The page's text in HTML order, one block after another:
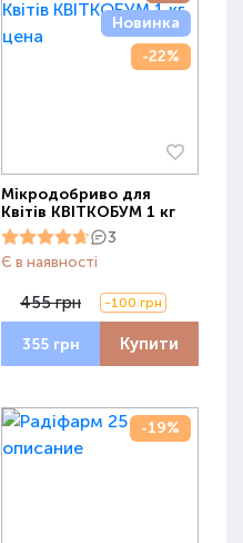
Новинка
-22%
Мікродобриво для
Квітів КВІТКОБУМ 1 кг
3
Є в наявності
455 грн -100 грн
355 грн Купити
-19%